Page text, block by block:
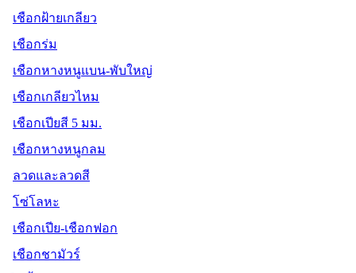
เชือกฝ้ายเกลียว
เชือกร่ม
เชือกหางหนูแบน-พับใหญ่
เชือกเกลียวไหม
เชือกเปียสี 5 มม.
เชือกหางหนูกลม
ลวดและลวดสี
โซ่โลหะ
เชือกเปีย-เชือกฟอก
เชือกชามัวร์